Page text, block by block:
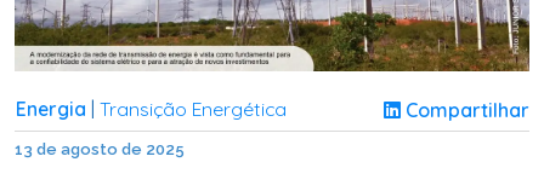
Energia Transição Energética Compartilhar
13 de agosto de 2025